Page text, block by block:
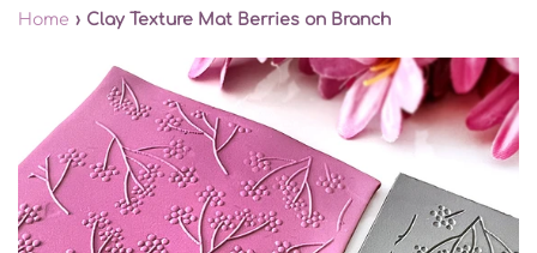
Home › Clay Texture Mat Berries on Branch